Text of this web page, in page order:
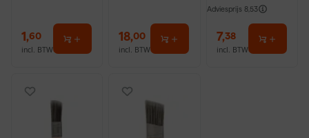
1,60
incl. BTW
18,00
incl. BTW
Adviesprijs 8,53
7,38
incl. BTW